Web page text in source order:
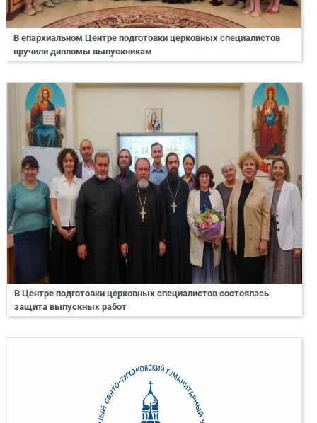
В епархиальном Центре подготовки церковных специалистов
вручили дипломы выпускникам
В Центре подготовки церковных специалистов состоялась
защита выпускных работ